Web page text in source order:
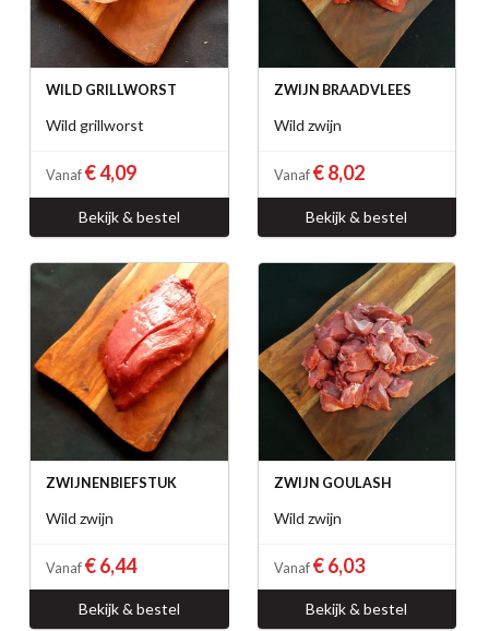
WILD GRILLWORST
Wild grillworst
Vanaf € 4,09
Bekijk & bestel
ZWIJN BRAADVLEES
Wild zwijn
Vanaf € 8,02
Bekijk & bestel
ZWIJNENBIEFSTUK
Wild zwijn
Vanaf € 6,44
Bekijk & bestel
ZWIJN GOULASH
Wild zwijn
Vanaf € 6,03
Bekijk & bestel